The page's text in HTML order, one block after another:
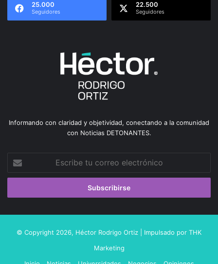
25.000
Seguidores
22.500
Seguidores
Informando con claridad y objetividad, conectando a la comunidad
con Noticias DETONANTES.
correo
© Copyright 2026, Héctor Rodrigo Ortiz | Impulsado por THK
Marketing